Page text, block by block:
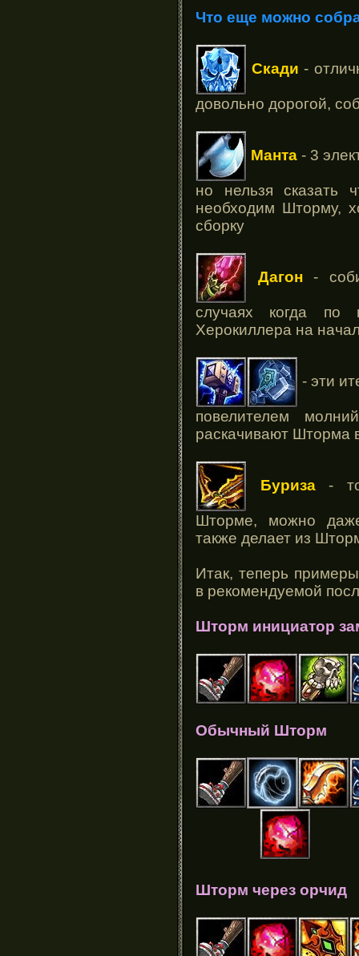
Что еще можно
Скади -
довольно дорогой,
Манта - 3
но нельзя сказать
необходим Шторму,
сборку
Дагон-
случаях когда по
Херокиллера на
- эти
повелителем
раскачивают Шторма
Буриза-
Шторме, можно
также делает из
Итак, теперь
в рекомендуемой
Шторм инициатор
Обычный Шторм
Шторм через орчид